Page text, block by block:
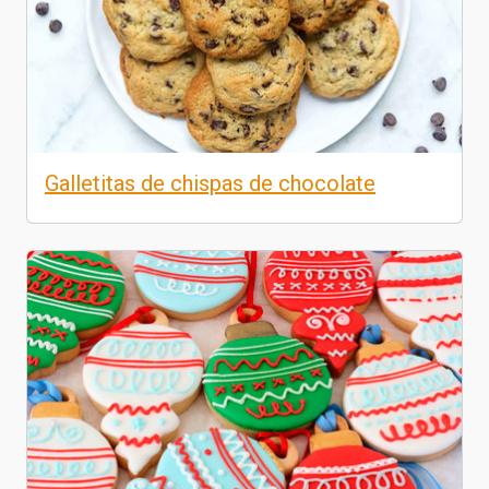
Galletitas de chispas de chocolate